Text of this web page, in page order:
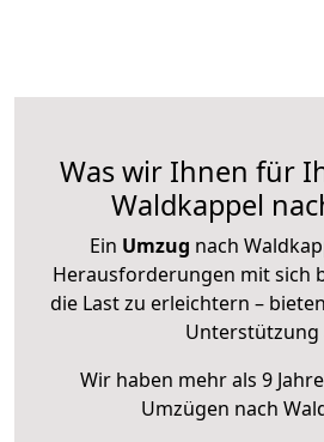
Was wir Ihnen für
Waldkappel
Ein Umzug nach
Herausforderungen mit sich
die Last zu erleichtern –
Unterstützung
Wir haben mehr als 9
Umzügen nach